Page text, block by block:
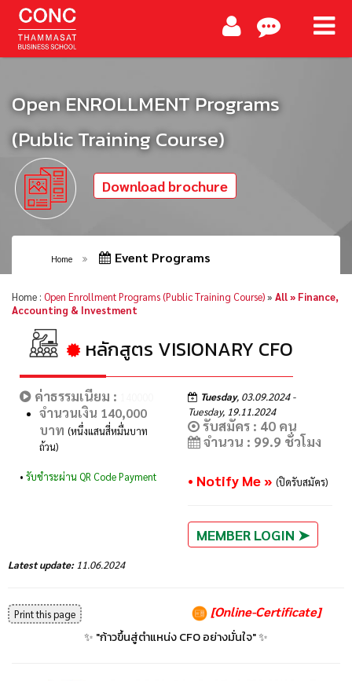
Open ENROLLMENT Programs
(Public Training Course)
Download brochure
Home Event Programs
Home : Open Enrollment Programs (Public Training Course)» All » Finance,
Accounting & Investment
หลักสูตร VISIONARY CFO
ค่าธรรมเนียม :
จำนวนเงิน 140,000
บาท (หนึ่งแสนสี่หมื่นบาท
ถ้วน)
• รับชำระผ่าน QR Code Payment
Tuesday, 03.09.2024 -
Tuesday, 19.11.2024
รับสมัคร : 40 คน
จำนวน : 99.9 ชั่วโมง
• Notify Me » (ปิดรับสมัคร)
MEMBER LOGIN ➤
Latest update:11.06.2024
Print this page [Online-Certificate]
✨ "ก้าวขึ้นสู่ตำแหน่ง CFO อย่างมั่นใจ" ✨